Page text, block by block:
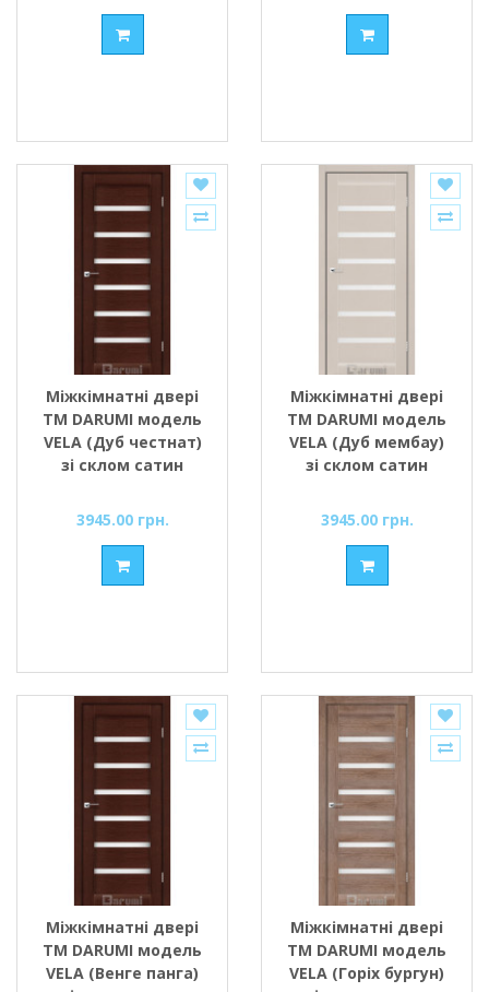
Міжкімнатні двері
ТМ DARUMI модель
VELA (Дуб честнат)
зі склом сатин
3945.00 грн.
Міжкімнатні двері
ТМ DARUMI модель
VELA (Дуб мембау)
зі склом сатин
3945.00 грн.
Міжкімнатні двері
ТМ DARUMI модель
VELA (Венге панга)
Міжкімнатні двері
ТМ DARUMI модель
VELA (Горіх бургун)